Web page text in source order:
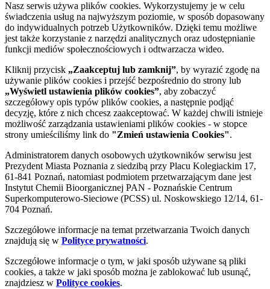
Nasz serwis używa plików cookies. Wykorzystujemy je w celu
świadczenia usług na najwyższym poziomie, w sposób dopasowany
do indywidualnych potrzeb Użytkowników. Dzięki temu możliwe
jest także korzystanie z narzędzi analitycznych oraz udostępnianie
funkcji mediów społecznościowych i odtwarzacza wideo.
Kliknij przycisk „Zaakceptuj lub zamknij”, by wyrazić zgodę na
używanie plików cookies i przejść bezpośrednio do strony lub
„Wyświetl ustawienia plików cookies”, aby zobaczyć
szczegółowy opis typów plików cookies, a następnie podjąć
decyzję, które z nich chcesz zaakceptować. W każdej chwili istnieje
możliwość zarządzania ustawieniami plików cookies - w stopce
strony umieściliśmy link do "Zmień ustawienia Cookies".
Administratorem danych osobowych użytkowników serwisu jest
Prezydent Miasta Poznania z siedzibą przy Placu Kolegiackim 17,
61-841 Poznań, natomiast podmiotem przetwarzającym dane jest
Instytut Chemii Bioorganicznej PAN - Poznańskie Centrum
Superkomputerowo-Sieciowe (PCSS) ul. Noskowskiego 12/14, 61-
704 Poznań.
Szczegółowe informacje na temat przetwarzania Twoich danych
znajdują się w Polityce prywatności.
Szczegółowe informacje o tym, w jaki sposób używane są pliki
cookies, a także w jaki sposób można je zablokować lub usunąć,
znajdziesz w Polityce cookies.